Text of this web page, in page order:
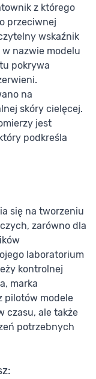
z którego
przeciwnej
wskaźnik
nazwie modelu
pokrywa
na
skóry cielęcej.
jest
podkreśla
się na tworzeniu
zarówno dla
laboratorium
kontrolnej
marka
pilotów modele
czasu, ale także
potrzebnych